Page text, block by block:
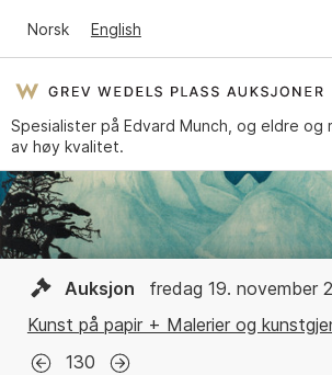
Norsk English
Spesialister på Edvard Munch, og eldre og
av høy kvalitet.
Auksjon
fredag 19. november
Kunst på papir + Malerier og
130